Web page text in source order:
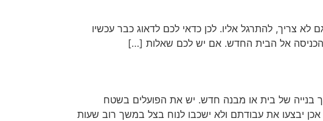
צריך, להתרגל אליו. לכן כדאי לכם לדאוג כבר עכשיו
אל הבית החדש. אם יש לכם שאלות […]
בנייה של בית או מבנה חדש. יש את הפועלים בשטח
יבצעו את עבודתם ולא ישכבו לנוח בצל במשך רוב שעות